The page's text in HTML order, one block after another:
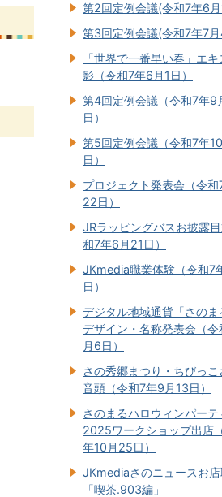
第2回定例会議(令和7年6
第3回定例会議(令和7年7
「世界で一番早い春」エ
影（令和7年6月1日）
第4回定例会議（令和7年9
日）
第5回定例会議（令和7年
日）
プロジェクト発表会（令和
22日）
JRラッピングバスお披露
和7年6月21日）
JKmedia職業体験（令和7
日）
デジタル地域通貨「さのま
デザイン・名称発表会（令
月6日）
さの秀郷まつり・ちびっこ
音頭（令和7年9月13日）
さのまるハロウィンパーテ
2025ワークショップ出店
年10月25日）
JKmediaさのニュースお
「喫茶.903編」